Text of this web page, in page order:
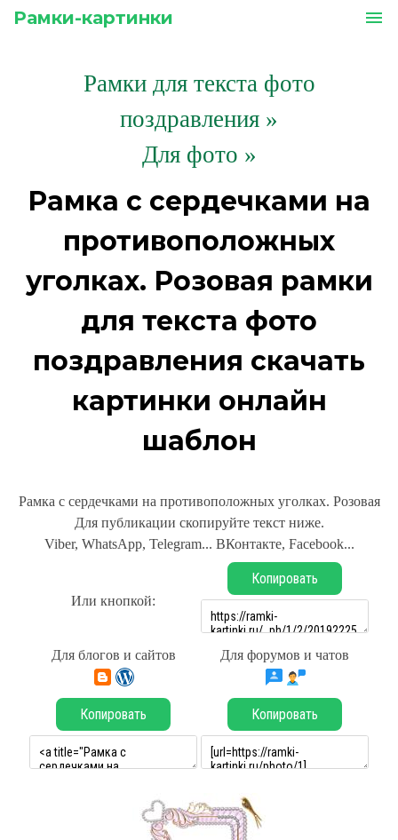
Рамки-картинки menu
Рамки для текста фото
поздравления »
Для фото »
Рамка с сердечками на
противоположных
уголках. Розовая рамки
для текста фото
поздравления скачать
картинки онлайн
шаблон
Рамка с сердечками на противоположных уголках. Розовая
Для публикации скопируйте текст ниже.
Viber, WhatsApp, Telegram... ВКонтакте, Facebook...
Или кнопкой:
Копировать
Для блогов и сайтов Для форумов и чатов
Копировать Копировать